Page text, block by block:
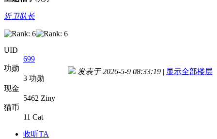
近卫队长
UID
699
功勋
3 功勋
现金
5462 Ziny
猫币
11 Cat
收听TA
发表于 2026-5-9 08:33:19 | 显示全部楼层